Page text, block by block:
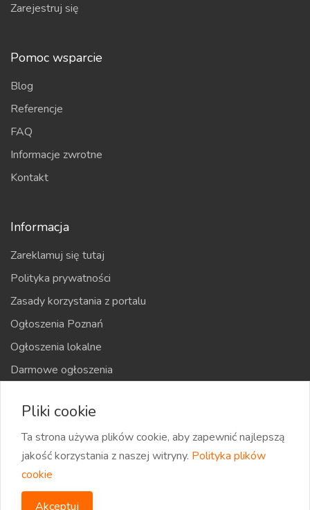
Zarejestruj się
Pomoc wsparcie
Blog
Referencje
FAQ
Informacje zwrotne
Kontakt
Informacja
Zareklamuj się tutaj
Polityka prywatności
Zasady korzystania z portalu
Ogłoszenia Poznań
Ogłoszenia lokalne
Darmowe ogłoszenia
Mapa strony
2026 eOglaszamy | Wszystkie prawa zastrzeżone
Pliki cookie
Ta strona używa plików cookie, aby zapewnić najlepszą
jakość korzystania z naszej witryny. Polityka plików
cookie
Akceptuj